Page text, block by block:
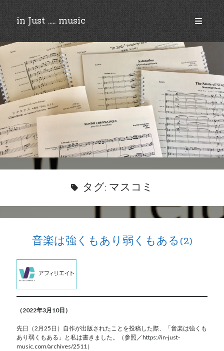
in Just ..... music
open
primary
menu
Sidebar
©︎2018-2025 by Ken’ichi MASAKADO, All rights reserved.
タグ: マスコミ
音楽は強くもあり弱くもある(2)
（2022年3月10日）
先日（2月25日）自作が出版されたことを投稿した際、「音楽は強くも
あり弱くもある」と私は書きました。（参照／https://in-just-
music.com/archives/2511）